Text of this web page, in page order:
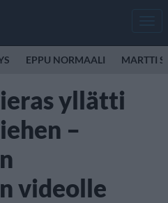
EPPU NORMAALI MARTTI
yllätti
–
videolle